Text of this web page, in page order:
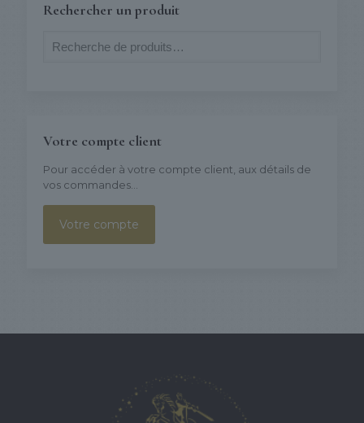
Rechercher un produit
Votre compte client
Pour accéder à votre compte client, aux détails de
vos commandes...
Votre compte